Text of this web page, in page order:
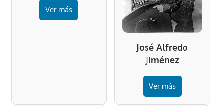
Ver más
José Alfredo
Jiménez
Ver más